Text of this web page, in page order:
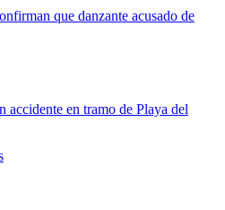
que danzante acusado de
accidente en tramo de Playa del